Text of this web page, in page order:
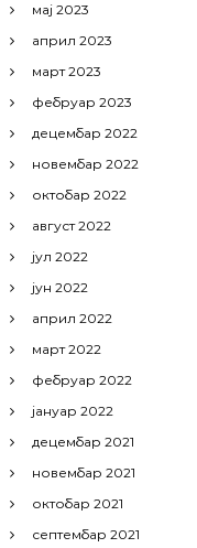
мај 2023
април 2023
март 2023
фебруар 2023
децембар 2022
новембар 2022
октобар 2022
август 2022
јул 2022
јун 2022
април 2022
март 2022
фебруар 2022
јануар 2022
децембар 2021
новембар 2021
октобар 2021
септембар 2021